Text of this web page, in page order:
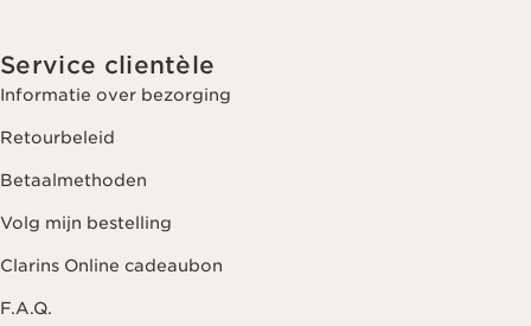
Service clientèle
Informatie over bezorging
Retourbeleid
Betaalmethoden
Volg mijn bestelling
Clarins Online cadeaubon
F.A.Q.